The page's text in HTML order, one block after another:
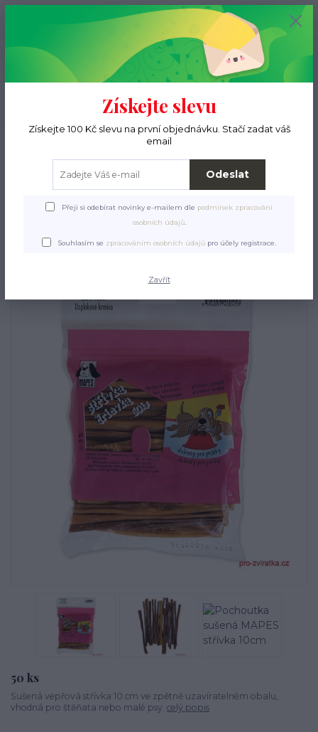
Menu
(Po-Pá, 9-15 hod.)
0 ks
0 Kč
Krmiva a pamlsky
Pochoutka sušená MAPES
střívka 10cm
50 ks
Sušená vepřová střívka 10 cm ve zpětně uzavíratelném obalu,
vhodná pro štěňata nebo malé psy. celý popis
Získejte slevu
Získejte 100 Kč slevu na první objednávku. Stačí zadat váš
email
Odeslat
Přeji si odebírat novinky e-mailem dle podmínek zpracování
osobních údajů.
Souhlasím se zpracováním osobních údajů pro účely registrace.
Zavřít